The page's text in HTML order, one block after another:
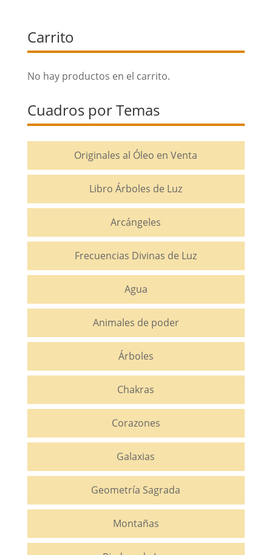
25€
Carrito
No hay productos en el carrito.
Cuadros por Temas
Originales al Óleo en Venta
Libro Árboles de Luz
Arcángeles
Frecuencias Divinas de Luz
Agua
Animales de poder
Árboles
Chakras
Corazones
Galaxias
Geometría Sagrada
Montañas